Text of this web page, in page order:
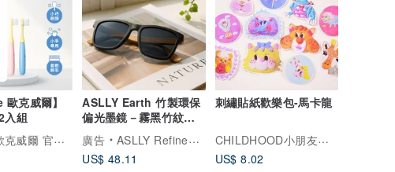
歐克威爾】
入組
oh care 歐克威爾 官方旗艦店
ASLLY Earth 竹製環保
偏光墨鏡－霧黑竹紋方
框 UV400 防護
廣告
ASLLY Refined Eyewear
US$ 48.11
刺繡貼紙歡樂包-馬卡龍
CHILDHOOD小朋友年代
US$ 8.02